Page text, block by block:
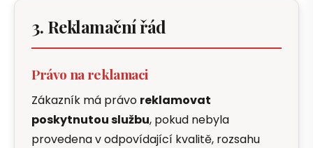
3. Reklamační řád
Právo na reklamaci
Zákazník má právo reklamovat
poskytnutou službu, pokud nebyla
provedena v odpovídající kvalitě, rozsahu